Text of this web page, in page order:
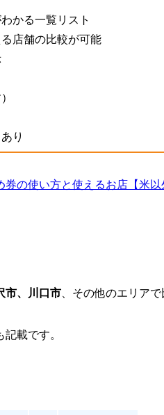
かる一覧リスト
店舗の比較が可能
り
券の使い方と使えるお店【米
市、川口市、その他のエリアで
載です。